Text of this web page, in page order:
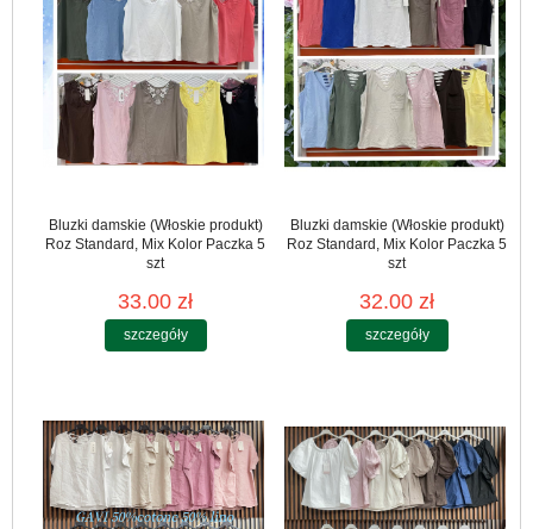
Bluzki damskie (Włoskie produkt)
Roz Standard, Mix Kolor Paczka 5
szt
33.00 zł
szczegóły
Bluzki damskie (Włoskie produkt)
Roz Standard, Mix Kolor Paczka 5
szt
32.00 zł
szczegóły